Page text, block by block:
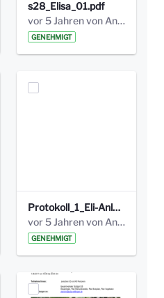
s28_Elisa_01.pdf
vor 5 Jahren von Anni Schlumberger
GENEHMIGT
Protokoll_1_Eli-Anlage_final.pdf
vor 5 Jahren von Anni Schlumberger
GENEHMIGT